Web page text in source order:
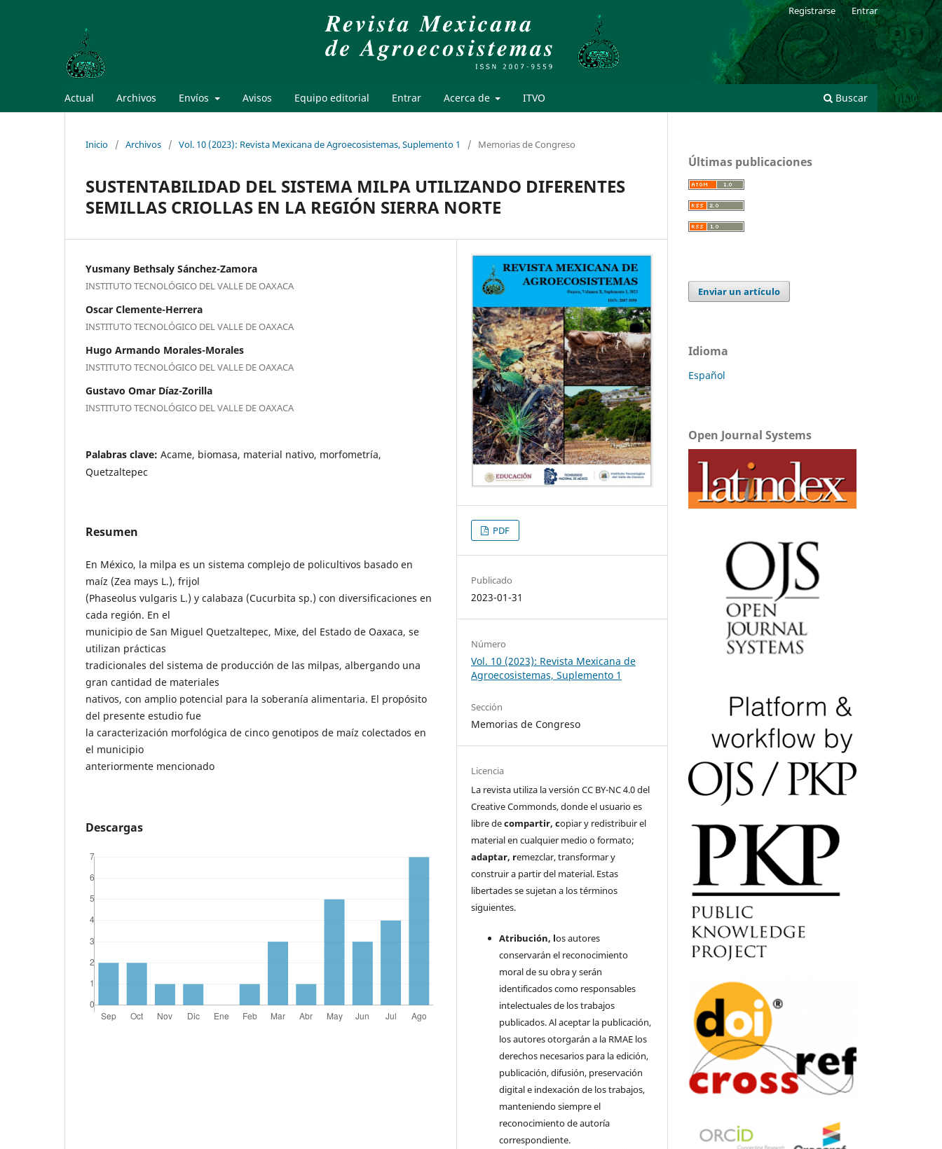
Actual Archivos Envíos Avisos Equipo editorial Entrar Acerca de ITVO Buscar
Registrarse Entrar
Inicio / Archivos / Vol. 10 (2023): Revista Mexicana de Agroecosistemas, Suplemento 1 / Memorias de Congreso
SUSTENTABILIDAD DEL SISTEMA MILPA UTILIZANDO DIFERENTES
SEMILLAS CRIOLLAS EN LA REGIÓN SIERRA NORTE
Yusmany Bethsaly Sánchez-Zamora
INSTITUTO TECNOLÓGICO DEL VALLE DE OAXACA
Oscar Clemente-Herrera
INSTITUTO TECNOLÓGICO DEL VALLE DE OAXACA
Hugo Armando Morales-Morales
INSTITUTO TECNOLÓGICO DEL VALLE DE OAXACA
Gustavo Omar Díaz-Zorilla
INSTITUTO TECNOLÓGICO DEL VALLE DE OAXACA
Palabras clave: Acame, biomasa, material nativo, morfometría,
Quetzaltepec
Resumen
En México, la milpa es un sistema complejo de policultivos basado en
maíz (Zea mays L.), frijol
(Phaseolus vulgaris L.) y calabaza (Cucurbita sp.) con diversificaciones en
cada región. En el
municipio de San Miguel Quetzaltepec, Mixe, del Estado de Oaxaca, se
utilizan prácticas
tradicionales del sistema de producción de las milpas, albergando una
gran cantidad de materiales
nativos, con amplio potencial para la soberanía alimentaria. El propósito
del presente estudio fue
la caracterización morfológica de cinco genotipos de maíz colectados en
el municipio
anteriormente mencionado
Descargas
PDF
Publicado
2023-01-31
Número
Vol. 10 (2023): Revista Mexicana de
Agroecosistemas, Suplemento 1
Sección
Memorias de Congreso
Licencia
La revista utiliza la versión CC BY-NC 4.0 del
Creative Commonds, donde el usuario es
libre decompartir, copiar y redistribuir el
material en cualquier medio o formato;
adaptar, remezclar, transformar y
construir a partir del material. Estas
libertades se sujetan a los términos
siguientes.
Atribución, los autores
conservarán el reconocimiento
moral de su obra y serán
identificados como responsables
intelectuales de los trabajos
publicados. Al aceptar la publicación,
los autores otorgarán a la RMAE los
derechos necesarios para la edición,
publicación, difusión, preservación
digital e indexación de los trabajos,
manteniendo siempre el
reconocimiento de autoría
correspondiente.
Últimas publicaciones
Enviar un artículo
Idioma
Español
Open Journal Systems